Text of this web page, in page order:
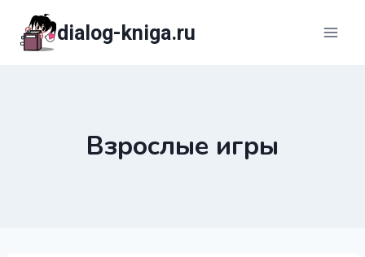
содержимому
dialog-kniga.ru
Взрослые игры